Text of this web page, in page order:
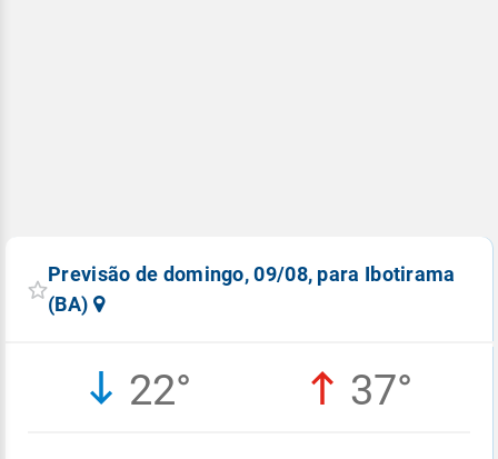
Previsão de domingo, 09/08, para Ibotirama
(BA)
22° 37°